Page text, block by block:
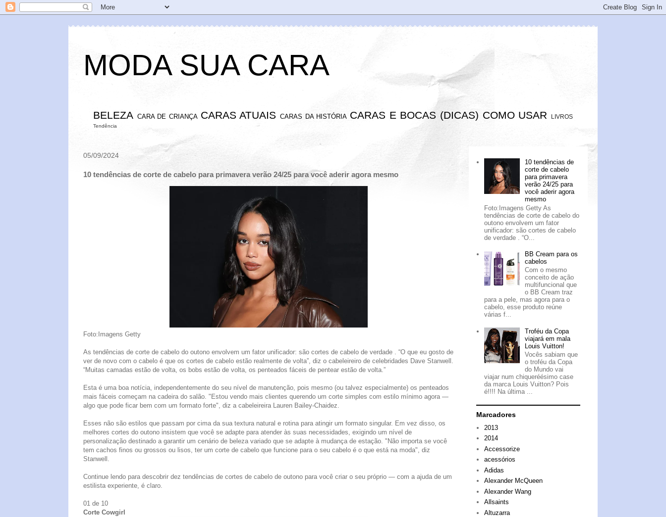
MODA SUA CARA
BELEZA CARA DE CRIANÇA CARAS ATUAIS CARAS DA HISTÓRIA CARAS E BOCAS (DICAS) COMO USAR LIVROS
Tendência
05/09/2024
10 tendências de corte de cabelo para primavera verão 24/25 para você aderir agora mesmo
Foto:Imagens Getty
As tendências de corte de cabelo do outono envolvem um fator unificador: são cortes de cabelo de verdade . “O que eu gosto de
ver de novo com o cabelo é que os cortes de cabelo estão realmente de volta”, diz o cabeleireiro de celebridades Dave Stanwell.
“Muitas camadas estão de volta, os bobs estão de volta, os penteados fáceis de pentear estão de volta.”
Esta é uma boa notícia, independentemente do seu nível de manutenção, pois mesmo (ou talvez especialmente) os penteados
mais fáceis começam na cadeira do salão. "Estou vendo mais clientes querendo um corte simples com estilo mínimo agora —
algo que pode ficar bem com um formato forte", diz a cabeleireira Lauren Bailey-Chaidez.
Esses não são estilos que passam por cima da sua textura natural e rotina para atingir um formato singular. Em vez disso, os
melhores cortes do outono insistem que você se adapte para atender às suas necessidades, exigindo um nível de
personalização destinado a garantir um cenário de beleza variado que se adapte à mudança de estação. "Não importa se você
tem cachos finos ou grossos ou lisos, ter um corte de cabelo que funcione para o seu cabelo é o que está na moda", diz
Stanwell.
Continue lendo para descobrir dez tendências de cortes de cabelo de outono para você criar o seu próprio — com a ajuda de um
estilista experiente, é claro.
01 de 10
Corte Cowgirl
10 tendências de
corte de cabelo
para primavera
verão 24/25 para
você aderir agora
mesmo
Foto:Imagens Getty As
tendências de corte de cabelo do
outono envolvem um fator
unificador: são cortes de cabelo
de verdade . “O...
BB Cream para os
cabelos
Com o mesmo
conceito de ação
multifuncional que
o BB Cream traz
para a pele, mas agora para o
cabelo, esse produto reúne
várias f...
Troféu da Copa
viajará em mala
Louis Vuitton!
Vocês sabiam que
o troféu da Copa
do Mundo vai
viajar num chiqueréésimo case
da marca Louis Vuitton? Pois
é!!!! Na última ...
Marcadores
2013
2014
Accessorize
acessórios
Adidas
Alexander McQueen
Alexander Wang
Allsaints
Altuzarra